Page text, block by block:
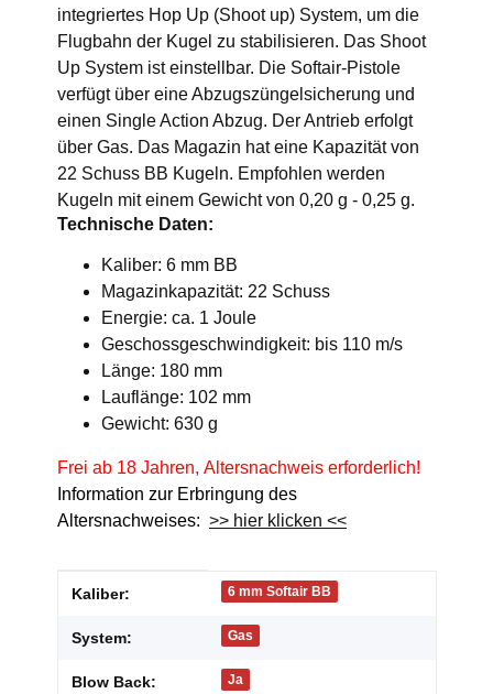
integriertes Hop Up (Shoot up) System, um die
Flugbahn der Kugel zu stabilisieren. Das Shoot
Up System ist einstellbar. Die Softair-Pistole
verfügt über eine Abzugszüngelsicherung und
einen Single Action Abzug. Der Antrieb erfolgt
über Gas. Das Magazin hat eine Kapazität von
22 Schuss BB Kugeln. Empfohlen werden
Kugeln mit einem Gewicht von 0,20 g - 0,25 g.
Technische Daten:
Kaliber: 6 mm BB
Magazinkapazität: 22 Schuss
Energie: ca. 1 Joule
Geschossgeschwindigkeit: bis 110 m/s
Länge: 180 mm
Lauflänge: 102 mm
Gewicht: 630 g
Frei ab 18 Jahren, Altersnachweis erforderlich!
Information zur Erbringung des
Altersnachweises: >> hier klicken <<
Produkteigenschaft
Wert
Kaliber: 6 mm Softair BB
System: Gas
Blow Back: Ja